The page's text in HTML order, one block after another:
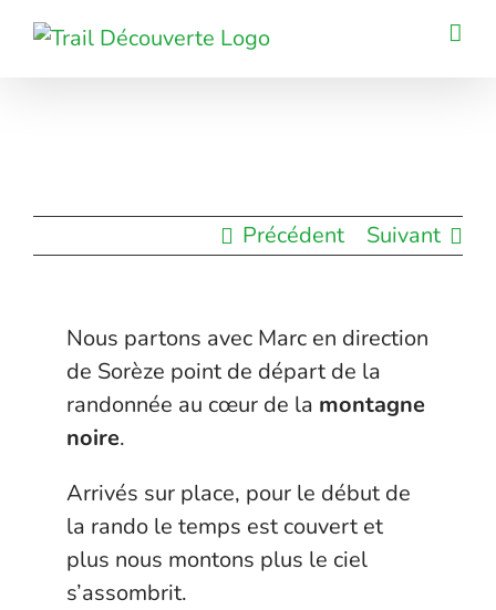
Passer
Précédent Suivant
Nous partons avec Marc en direction
de Sorèze point de départ de la
randonnée au cœur de la montagne
noire.
Arrivés sur place, pour le début de
la rando le temps est couvert et
plus nous montons plus le ciel
s’assombrit.